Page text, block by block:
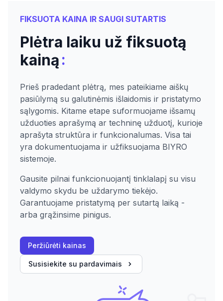
FIKSUOTA KAINA IR SAUGI SUTARTIS
Plėtra laiku už fiksuotą
kainą:
Prieš pradedant plėtrą, mes pateikiame aiškų
pasiūlymą su galutinėmis išlaidomis ir pristatymo
sąlygomis. Kitame etape suformuojame išsamų
užduoties aprašymą ar techninę užduotį, kurioje
aprašyta struktūra ir funkcionalumas. Visa tai
yra dokumentuojama ir užfiksuojama BIYRO
sistemoje.
Gausite pilnai funkcionuojantį tinklalapį su visu
valdymo skydu be uždarymo tiekėjo.
Garantuojame pristatymą per sutartą laiką -
arba grąžinsime pinigus.
Peržiūrėti kainas
Susisiekite su pardavimais